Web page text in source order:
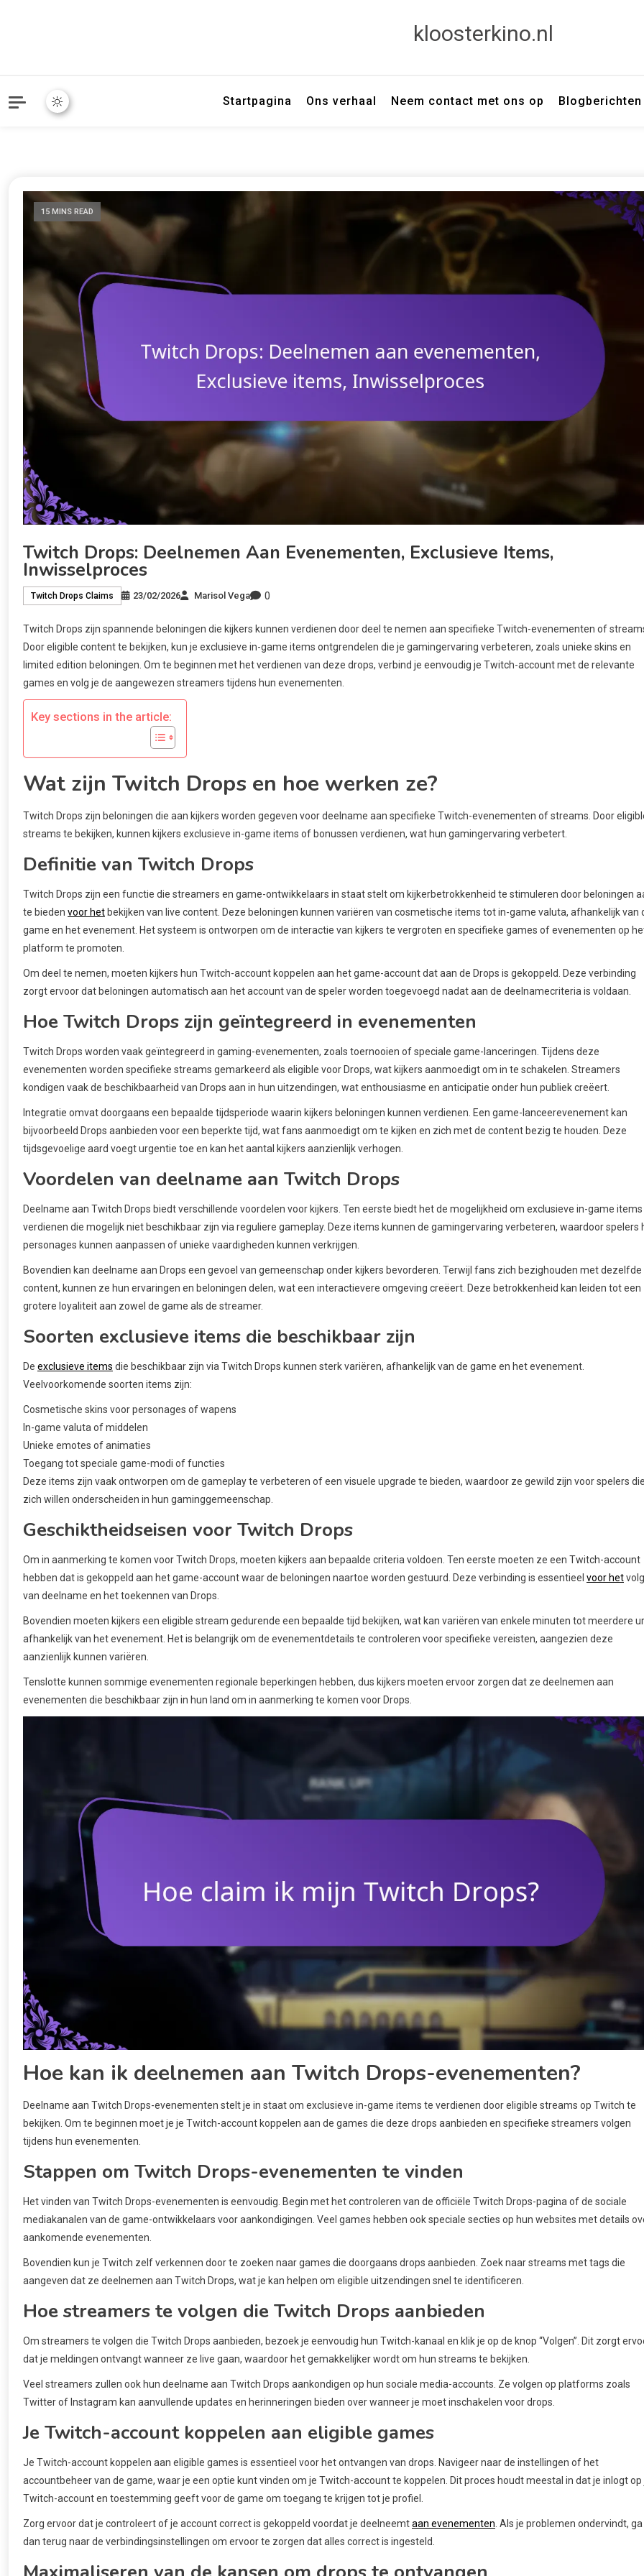
kloosterkino.nl
Startpagina Ons verhaal Neem contact met ons op Blogberichten
15 MINS READ
Twitch Drops: Deelnemen Aan Evenementen, Exclusieve Items,
Inwisselproces
Twitch Drops Claims 23/02/2026 Marisol Vega 0
Twitch Drops zijn spannende beloningen die kijkers kunnen verdienen door deel te nemen aan specifieke Twitch-evenementen of
Door eligible content te bekijken, kun je exclusieve in-game items ontgrendelen die je gamingervaring verbeteren, zoals unieke skins en
limited edition beloningen. Om te beginnen met het verdienen van deze drops, verbind je eenvoudig je Twitch-account met de relevante
games en volg je de aangewezen streamers tijdens hun evenementen.
Key sections in the article:
Wat zijn Twitch Drops en hoe werken ze?
Twitch Drops zijn beloningen die aan kijkers worden gegeven voor deelname aan specifieke Twitch-evenementen of streams. Door
streams te bekijken, kunnen kijkers exclusieve in-game items of bonussen verdienen, wat hun gamingervaring verbetert.
Definitie van Twitch Drops
Twitch Drops zijn een functie die streamers en game-ontwikkelaars in staat stelt om kijkerbetrokkenheid te stimuleren door beloningen
te bieden voor het bekijken van live content. Deze beloningen kunnen variëren van cosmetische items tot in-game valuta, afhankelijk van
game en het evenement. Het systeem is ontworpen om de interactie van kijkers te vergroten en specifieke games of evenementen op
platform te promoten.
Om deel te nemen, moeten kijkers hun Twitch-account koppelen aan het game-account dat aan de Drops is gekoppeld. Deze verbinding
zorgt ervoor dat beloningen automatisch aan het account van de speler worden toegevoegd nadat aan de deelnamecriteria is voldaan.
Hoe Twitch Drops zijn geïntegreerd in evenementen
Twitch Drops worden vaak geïntegreerd in gaming-evenementen, zoals toernooien of speciale game-lanceringen. Tijdens deze
evenementen worden specifieke streams gemarkeerd als eligible voor Drops, wat kijkers aanmoedigt om in te schakelen. Streamers
kondigen vaak de beschikbaarheid van Drops aan in hun uitzendingen, wat enthousiasme en anticipatie onder hun publiek creëert.
Integratie omvat doorgaans een bepaalde tijdsperiode waarin kijkers beloningen kunnen verdienen. Een game-lanceerevenement kan
bijvoorbeeld Drops aanbieden voor een beperkte tijd, wat fans aanmoedigt om te kijken en zich met de content bezig te houden. Deze
tijdsgevoelige aard voegt urgentie toe en kan het aantal kijkers aanzienlijk verhogen.
Voordelen van deelname aan Twitch Drops
Deelname aan Twitch Drops biedt verschillende voordelen voor kijkers. Ten eerste biedt het de mogelijkheid om exclusieve in-game
verdienen die mogelijk niet beschikbaar zijn via reguliere gameplay. Deze items kunnen de gamingervaring verbeteren, waardoor spelers
personages kunnen aanpassen of unieke vaardigheden kunnen verkrijgen.
Bovendien kan deelname aan Drops een gevoel van gemeenschap onder kijkers bevorderen. Terwijl fans zich bezighouden met dezelfde
content, kunnen ze hun ervaringen en beloningen delen, wat een interactievere omgeving creëert. Deze betrokkenheid kan leiden tot een
grotere loyaliteit aan zowel de game als de streamer.
Soorten exclusieve items die beschikbaar zijn
De exclusieve items die beschikbaar zijn via Twitch Drops kunnen sterk variëren, afhankelijk van de game en het evenement.
Veelvoorkomende soorten items zijn:
Cosmetische skins voor personages of wapens
In-game valuta of middelen
Unieke emotes of animaties
Toegang tot speciale game-modi of functies
Deze items zijn vaak ontworpen om de gameplay te verbeteren of een visuele upgrade te bieden, waardoor ze gewild zijn voor spelers
zich willen onderscheiden in hun gaminggemeenschap.
Geschiktheidseisen voor Twitch Drops
Om in aanmerking te komen voor Twitch Drops, moeten kijkers aan bepaalde criteria voldoen. Ten eerste moeten ze een Twitch-account
hebben dat is gekoppeld aan het game-account waar de beloningen naartoe worden gestuurd. Deze verbinding is essentieel voor het
van deelname en het toekennen van Drops.
Bovendien moeten kijkers een eligible stream gedurende een bepaalde tijd bekijken, wat kan variëren van enkele minuten tot meerdere
afhankelijk van het evenement. Het is belangrijk om de evenementdetails te controleren voor specifieke vereisten, aangezien deze
aanzienlijk kunnen variëren.
Tenslotte kunnen sommige evenementen regionale beperkingen hebben, dus kijkers moeten ervoor zorgen dat ze deelnemen aan
evenementen die beschikbaar zijn in hun land om in aanmerking te komen voor Drops.
Hoe kan ik deelnemen aan Twitch Drops-evenementen?
Deelname aan Twitch Drops-evenementen stelt je in staat om exclusieve in-game items te verdienen door eligible streams op Twitch te
bekijken. Om te beginnen moet je je Twitch-account koppelen aan de games die deze drops aanbieden en specifieke streamers volgen
tijdens hun evenementen.
Stappen om Twitch Drops-evenementen te vinden
Het vinden van Twitch Drops-evenementen is eenvoudig. Begin met het controleren van de officiële Twitch Drops-pagina of de sociale
mediakanalen van de game-ontwikkelaars voor aankondigingen. Veel games hebben ook speciale secties op hun websites met details
aankomende evenementen.
Bovendien kun je Twitch zelf verkennen door te zoeken naar games die doorgaans drops aanbieden. Zoek naar streams met tags die
aangeven dat ze deelnemen aan Twitch Drops, wat je kan helpen om eligible uitzendingen snel te identificeren.
Hoe streamers te volgen die Twitch Drops aanbieden
Om streamers te volgen die Twitch Drops aanbieden, bezoek je eenvoudig hun Twitch-kanaal en klik je op de knop “Volgen”. Dit zorgt
dat je meldingen ontvangt wanneer ze live gaan, waardoor het gemakkelijker wordt om hun streams te bekijken.
Veel streamers zullen ook hun deelname aan Twitch Drops aankondigen op hun sociale media-accounts. Ze volgen op platforms zoals
Twitter of Instagram kan aanvullende updates en herinneringen bieden over wanneer je moet inschakelen voor drops.
Je Twitch-account koppelen aan eligible games
Je Twitch-account koppelen aan eligible games is essentieel voor het ontvangen van drops. Navigeer naar de instellingen of het
accountbeheer van de game, waar je een optie kunt vinden om je Twitch-account te koppelen. Dit proces houdt meestal in dat je inlogt op
Twitch-account en toestemming geeft voor de game om toegang te krijgen tot je profiel.
Zorg ervoor dat je controleert of je account correct is gekoppeld voordat je deelneemtaan evenementen . Als je problemen ondervindt, ga
dan terug naar de verbindingsinstellingen om ervoor te zorgen dat alles correct is ingesteld.